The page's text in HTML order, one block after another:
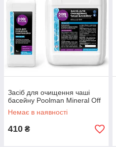
Засіб для очищення чаші
басейну Poolman Mineral Off
Немає в наявності
410 ₴